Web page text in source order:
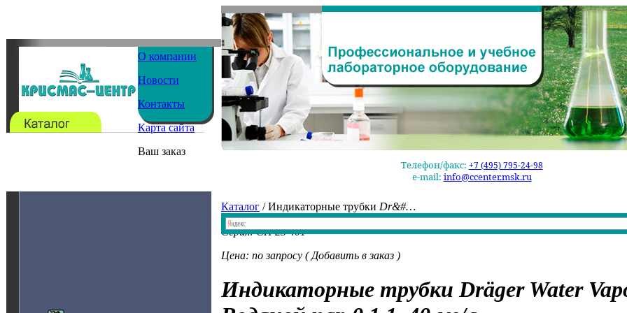
О компании
Новости
Контакты
Карта сайта
Ваш заказ
Телефон/факс: +7 (495) 795-24-98
e-mail: info@ccenter.msk.ru
Каталог / Индикаторные трубки Dr&#…
Серия: CH 23 401
Цена: по запросу ( Добавить в заказ )
Индикаторные трубкиDräger Water